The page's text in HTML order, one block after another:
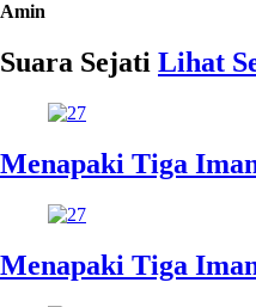
Amin
Suara Sejati Lihat
Menapaki Tiga
Menapaki Tiga